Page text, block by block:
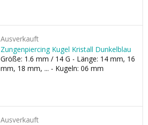
Ausverkauft
Zungenpiercing Kugel Kristall Dunkelblau
Größe: 1.6 mm / 14 G - Länge: 14 mm, 16
mm, 18 mm, ... - Kugeln: 06 mm
Ausverkauft